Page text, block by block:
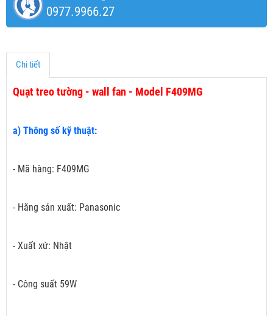
0977.9966.27
Chi tiết
Quạt treo tường - wall fan - Model F409MG
a) Thông số kỹ thuật:
- Mã hàng: F409MG
- Hãng sản xuất: Panasonic
- Xuất xứ: Nhật
- Công suất 59W